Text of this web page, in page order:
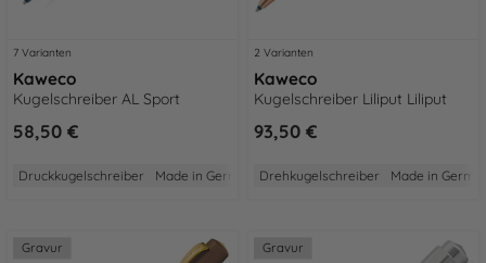
7 Varianten
Kaweco
Kugelschreiber AL Sport
58,50 €
Druckkugelschreiber Made in Germany 2 Jahre Garantie Aus Aluminium
2 Varianten
Kaweco
Kugelschreiber Liliput Liliput
93,50 €
Drehkugelschreiber Made in
Gravur Gravur